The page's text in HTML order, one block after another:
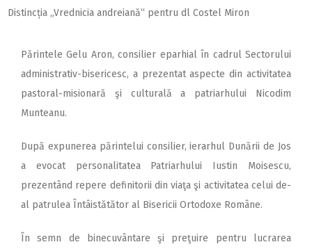
Distincția „Vrednicia andreiană“ pentru dl Costel Miron
Părintele Gelu Aron, consilier eparhial în cadrul Sectorului
administrativ-bisericesc, a prezentat aspecte din activitatea
pastoral-misionară şi culturală a patriarhului Nicodim
Munteanu.
După expunerea părintelui consilier, ierarhul Dunării de Jos
a evocat personalitatea Patriarhului Iustin Moisescu,
prezentând repere definitorii din viaţa şi activitatea celui de-
al patrulea Întâistătător al Bisericii Ortodoxe Române.
În semn de binecuvântare şi preţuire pentru lucrarea